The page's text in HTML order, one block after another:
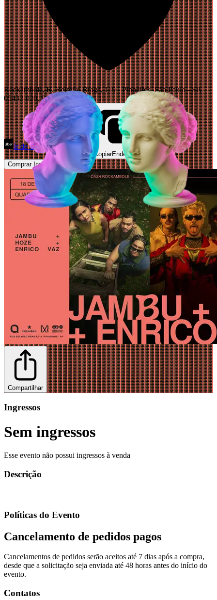
Rockambole, R. Belmiro Braga, 119 - Pinheiros, São Paulo - SP,
05432-020, Brazil
Ir de Uber Abrir Maps
CopiarEndereço
Comprar Ingressos
Compartilhar
Ingressos
Sem ingressos
Esse evento não possui ingressos à venda
Descrição
Políticas do Evento
Cancelamento de pedidos pagos
Cancelamentos de pedidos serão aceitos até 7 dias após a compra,
desde que a solicitação seja enviada até 48 horas antes do início do
evento.
Contatos